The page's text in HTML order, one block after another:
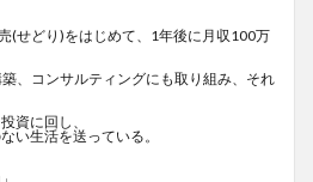
(せどり)をはじめて、1年後に月収100万
、コンサルティングにも取り組み、それ
資に回し、
い生活を送っている。